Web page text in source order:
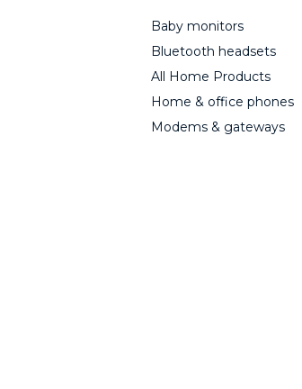
Baby monitors
Bluetooth headsets
All Home Products
Home & office phones
Modems & gateways